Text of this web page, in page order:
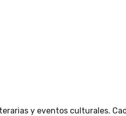
y eventos culturales.